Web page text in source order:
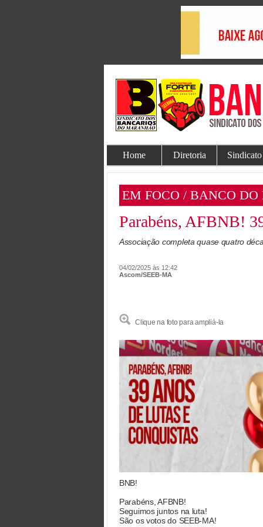
Home Diretoria Sindicato
EM FOCO / BANCO DO
Parabéns, AFBNB!
Associação completa quase quatro
04/02/2025 às 12:42
Ascom/SEEB-MA
Clique na foto para ampliá-la
BNB!
Parabéns, AFBNB!
Seguimos juntos na luta!
São os votos do SEEB-MA!